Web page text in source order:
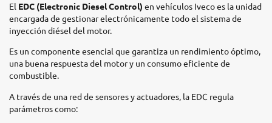
El EDC (Electronic Diesel Control) en vehículos Iveco es la unidad
encargada de gestionar electrónicamente todo el sistema de
inyección diésel del motor.
Es un componente esencial que garantiza un rendimiento óptimo,
una buena respuesta del motor y un consumo eficiente de
combustible.
A través de una red de sensores y actuadores, la EDC regula
parámetros como: